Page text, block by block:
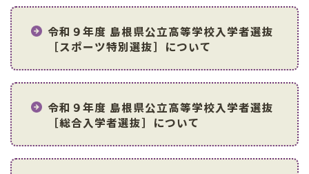
置：
令和９年度 島根県公立高等学校入学者選抜
［スポーツ特別選抜］について
令和９年度 島根県公立高等学校入学者選抜
［総合入学者選抜］について